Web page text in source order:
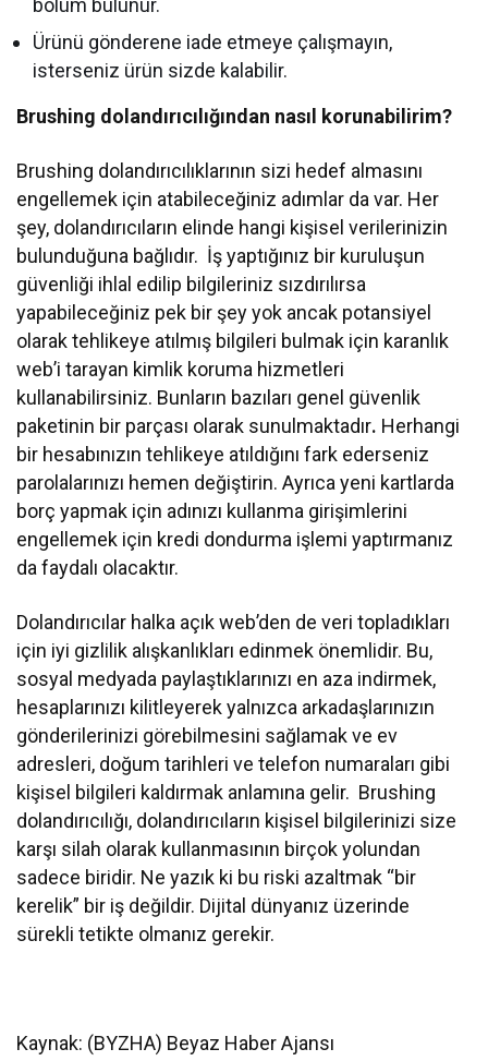
bölüm bulunur.
Ürünü gönderene iade etmeye çalışmayın,
isterseniz ürün sizde kalabilir.
Brushing dolandırıcılığından nasıl korunabilirim?
Brushing dolandırıcılıklarının sizi hedef almasını
engellemek için atabileceğiniz adımlar da var. Her
şey, dolandırıcıların elinde hangi kişisel verilerinizin
bulunduğuna bağlıdır. İş yaptığınız bir kuruluşun
güvenliği ihlal edilip bilgileriniz sızdırılırsa
yapabileceğiniz pek bir şey yok ancak potansiyel
olarak tehlikeye atılmış bilgileri bulmak için karanlık
web’i tarayan kimlik koruma hizmetleri
kullanabilirsiniz. Bunların bazıları genel güvenlik
paketinin bir parçası olarak sunulmaktadır. Herhangi
bir hesabınızın tehlikeye atıldığını fark ederseniz
parolalarınızı hemen değiştirin. Ayrıca yeni kartlarda
borç yapmak için adınızı kullanma girişimlerini
engellemek için kredi dondurma işlemi yaptırmanız
da faydalı olacaktır.
Dolandırıcılar halka açık web’den de veri topladıkları
için iyi gizlilik alışkanlıkları edinmek önemlidir. Bu,
sosyal medyada paylaştıklarınızı en aza indirmek,
hesaplarınızı kilitleyerek yalnızca arkadaşlarınızın
gönderilerinizi görebilmesini sağlamak ve ev
adresleri, doğum tarihleri ve telefon numaraları gibi
kişisel bilgileri kaldırmak anlamına gelir. Brushing
dolandırıcılığı, dolandırıcıların kişisel bilgilerinizi size
karşı silah olarak kullanmasının birçok yolundan
sadece biridir. Ne yazık ki bu riski azaltmak “bir
kerelik” bir iş değildir. Dijital dünyanız üzerinde
sürekli tetikte olmanız gerekir.
Kaynak: (BYZHA) Beyaz Haber Ajansı